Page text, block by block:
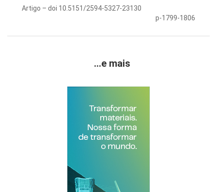
Artigo – doi 10.5151/2594-5327-23130
p-1799-1806
...e mais